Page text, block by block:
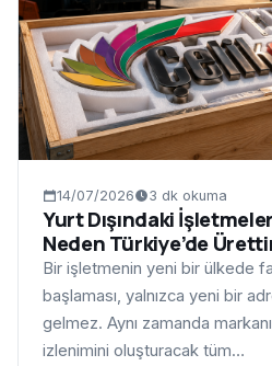
14/07/2026 3 dk okuma
Yurt Dışındaki
Neden Türkiye’de
Bir işletmenin yeni bir ülkede
başlaması, yalnızca yeni bir
gelmez. Aynı zamanda
izlenimini oluşturacak tüm…